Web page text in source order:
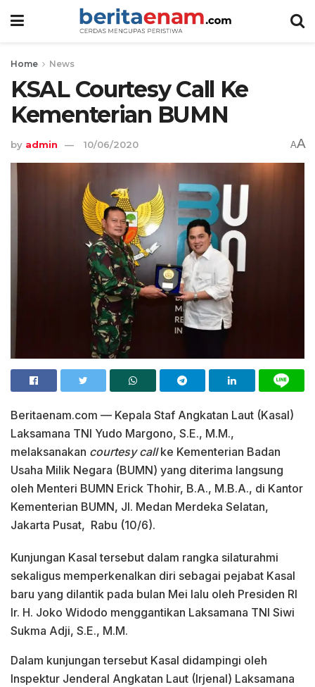
Home News
KSAL Courtesy Call Ke
Kementerian BUMN
by admin 10/06/2020 AA
Beritaenam.com — Kepala Staf Angkatan Laut (Kasal)
Laksamana TNI Yudo Margono, S.E., M.M.,
melaksanakan courtesy callke Kementerian Badan
Usaha Milik Negara (BUMN) yang diterima langsung
oleh Menteri BUMN Erick Thohir, B.A., M.B.A., di Kantor
Kementerian BUMN, Jl. Medan Merdeka Selatan,
Jakarta Pusat, Rabu (10/6).
Kunjungan Kasal tersebut dalam rangka silaturahmi
sekaligus memperkenalkan diri sebagai pejabat Kasal
baru yang dilantik pada bulan Mei lalu oleh Presiden RI
Ir. H. Joko Widodo menggantikan Laksamana TNI Siwi
Sukma Adji, S.E., M.M.
Dalam kunjungan tersebut Kasal didampingi oleh
Inspektur Jenderal Angkatan Laut (Irjenal) Laksamana